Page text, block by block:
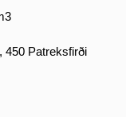
450 Patreksfirði